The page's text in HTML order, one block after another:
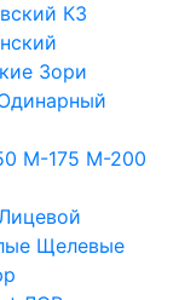
КЗ
Зори
М-175 М-200
Щелевые